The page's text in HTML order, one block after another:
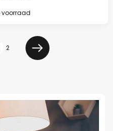
voorraad
2
Volgende